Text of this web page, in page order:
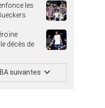
les
décès de
suivantes